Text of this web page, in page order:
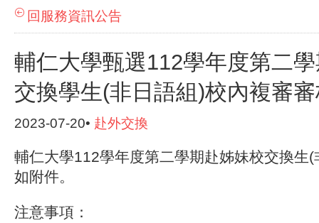
回服務資訊公告
輔仁大學甄選112學年度第二
交換學生(非日語組)校內複審
2023-07-20• 赴外交換
輔仁大學112學年度第二學期赴姊妹校交換生(
如附件。
注意事項：